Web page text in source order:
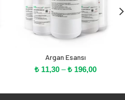
Argan Esansı
₺ 11,30 –₺ 196,00Fiyat